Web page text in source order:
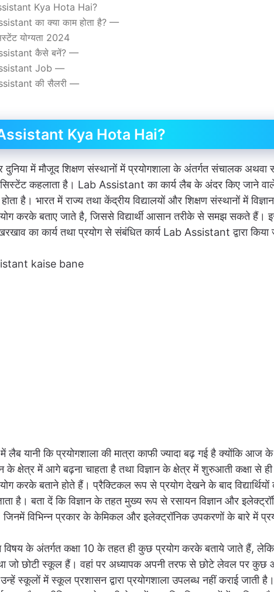
Kya Hota Hai?
का क्या काम होता है? —
योग्यता 2024
कैसे बनें? —
Job —
की सैलरी —
Kya Hota Hai?
में मौजूद शिक्षण संस्थानों में प्रयोगशाला के अंतर्गत संचालक अथवा
कहलाता है। Lab Assistant का कार्य लैब के अंदर किए जाने
है। भारत में राज्य तथा केंद्रीय विद्यालयों और शिक्षण संस्थानों में
करके बताए जाते है, जिससे विद्यार्थी आसान तरीके से समझ सकते हैं।
का कार्य तथा प्रयोग से संबंधित कार्य Lab Assistant द्वारा किया
में लैब यानी कि प्रयोगशाला की मात्रा काफी ज्यादा बढ़ गई है क्योंकि
के क्षेत्र में आगे बढ़ना चाहता है तथा विज्ञान के क्षेत्र में शुरुआती कक्षा से
करके बताने होते हैं। प्रैक्टिकल रूप से प्रयोग देखने के बाद
है। बता दें कि विज्ञान के तहत मुख्य रूप से रसायन विज्ञान और
विभिन्न प्रकार के केमिकल और इलेक्ट्रॉनिक उपकरणों के बारे में
विषय के अंतर्गत कक्षा 10 के तहत ही कुछ प्रयोग करके बताये जाते हैं,
जो छोटी स्कूल हैं। वहां पर अध्यापक अपनी तरफ से छोटे लेवल पर कुछ
स्कूलों में स्कूल प्रशासन द्वारा प्रयोगशाला उपलब्ध नहीं कराई जाती